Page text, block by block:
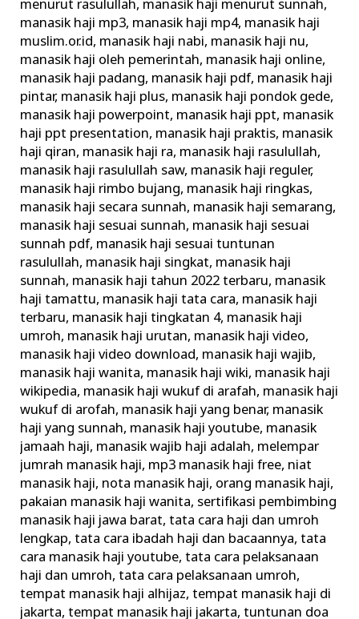
menurut rasulullah, manasik haji menurut sunnah,
manasik haji mp3, manasik haji mp4, manasik haji
muslim.or.id, manasik haji nabi, manasik haji nu,
manasik haji oleh pemerintah, manasik haji online,
manasik haji padang, manasik haji pdf, manasik haji
pintar, manasik haji plus, manasik haji pondok gede,
manasik haji powerpoint, manasik haji ppt, manasik
haji ppt presentation, manasik haji praktis, manasik
haji qiran, manasik haji ra, manasik haji rasulullah,
manasik haji rasulullah saw, manasik haji reguler,
manasik haji rimbo bujang, manasik haji ringkas,
manasik haji secara sunnah, manasik haji semarang,
manasik haji sesuai sunnah, manasik haji sesuai
sunnah pdf, manasik haji sesuai tuntunan
rasulullah, manasik haji singkat, manasik haji
sunnah, manasik haji tahun 2022 terbaru, manasik
haji tamattu, manasik haji tata cara, manasik haji
terbaru, manasik haji tingkatan 4, manasik haji
umroh, manasik haji urutan, manasik haji video,
manasik haji video download, manasik haji wajib,
manasik haji wanita, manasik haji wiki, manasik haji
wikipedia, manasik haji wukuf di arafah, manasik haji
wukuf di arofah, manasik haji yang benar, manasik
haji yang sunnah, manasik haji youtube, manasik
jamaah haji, manasik wajib haji adalah, melempar
jumrah manasik haji, mp3 manasik haji free, niat
manasik haji, nota manasik haji, orang manasik haji,
pakaian manasik haji wanita, sertifikasi pembimbing
manasik haji jawa barat,tata cara haji dan umroh
lengkap,tata cara ibadah haji dan bacaannya,tata
cara manasik haji youtube,tata cara pelaksanaan
haji dan umroh,tata cara pelaksanaan umroh,
tempat manasik haji alhijaz,tempat manasik haji di
jakarta,tempat manasik haji jakarta,tuntunan doa